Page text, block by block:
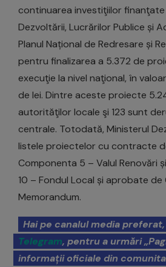
continuarea investiţiilor
Dezvoltării, Lucrărilor Publice și
Planul Național de Redresare și
pentru finalizarea a 5.372 de
execuţie la nivel naţional, în
de lei. Dintre aceste proiecte
autorităţilor locale şi 123 sunt
centrale. Totodată, Ministerul
listele proiectelor cu contracte
Componenta 5 – Valul Renovări
10 – Fondul Local și aprobate de
Memorandum.
Hai pe canalul media preferat,
Telegram, pentru a urmări
informații oficiale din